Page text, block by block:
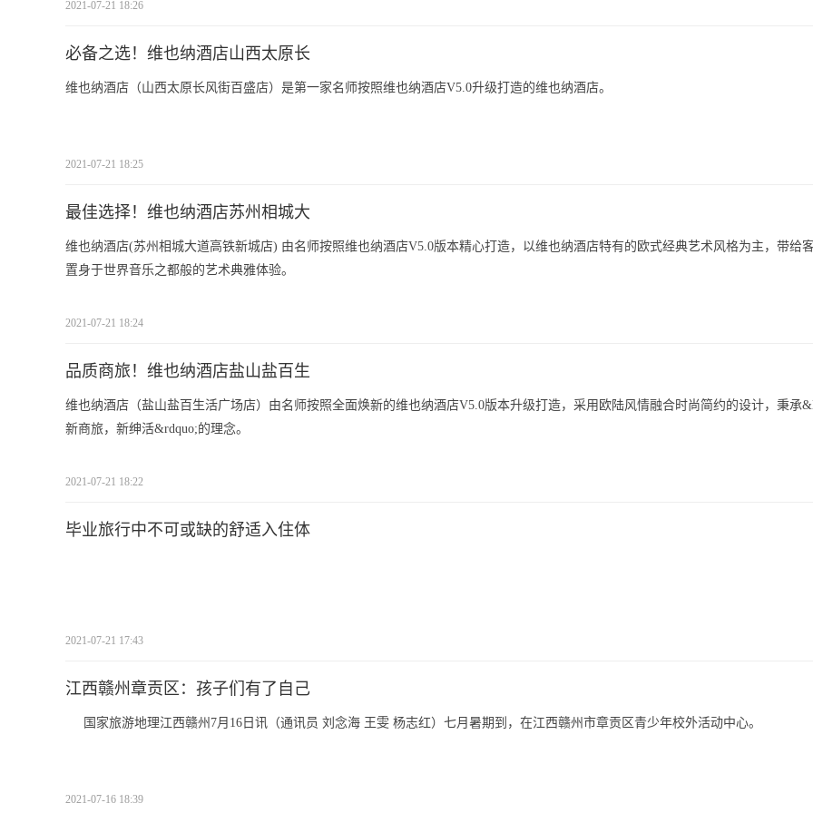
2021-07-21 18:26
必备之选！维也纳酒店山西太原长
维也纳酒店（山西太原长风街百盛店）是第一家名师按照维也纳酒店V5.0升级打造的维也纳酒店。
2021-07-21 18:25
最佳选择！维也纳酒店苏州相城大
维也纳酒店(苏州相城大道高铁新城店) 由名师按照维也纳酒店V5.0版本精心打造，以维也纳酒店特有的欧式经典艺术风格为主，带给
置身于世界音乐之都般的艺术典雅体验。
2021-07-21 18:24
品质商旅！维也纳酒店盐山盐百生
维也纳酒店（盐山盐百生活广场店）由名师按照全面焕新的维也纳酒店V5.0版本升级打造，采用欧陆风情融合时尚简约的设计，秉承
新商旅，新绅活&rdquo;的理念。
2021-07-21 18:22
毕业旅行中不可或缺的舒适入住体
2021-07-21 17:43
江西赣州章贡区：孩子们有了自己
国家旅游地理江西赣州7月16日讯（通讯员 刘念海 王雯 杨志红）七月暑期到，在江西赣州市章贡区青少年校外活动中心。
2021-07-16 18:39